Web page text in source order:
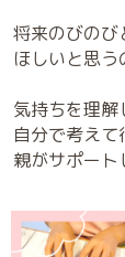
将来のびのび
ほしいと思う
気持ちを理解
自分で考え
親がサポー